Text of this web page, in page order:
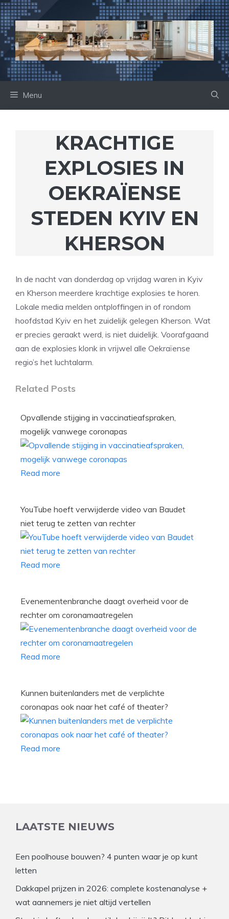
Ga
naar
de
inhoud
Menu
KRACHTIGE
EXPLOSIES IN
OEKRAÏENSE
STEDEN KYIV EN
KHERSON
In de nacht van donderdag op vrijdag waren in Kyiv
en Kherson meerdere krachtige explosies te horen.
Lokale media melden ontploffingen in of rondom
hoofdstad Kyiv en het zuidelijk gelegen Kherson. Wat
er precies geraakt werd, is niet duidelijk. Voorafgaand
aan de explosies klonk in vrijwel alle Oekraïense
regio’s het luchtalarm.
Related Posts
Opvallende stijging in vaccinatieafspraken,
mogelijk vanwege coronapas
Read more
YouTube hoeft verwijderde video van Baudet
niet terug te zetten van rechter
Read more
Evenementenbranche daagt overheid voor de
rechter om coronamaatregelen
Read more
Kunnen buitenlanders met de verplichte
coronapas ook naar het café of theater?
Read more
LAATSTE NIEUWS
Een poolhouse bouwen? 4 punten waar je op kunt
letten
Dakkapel prijzen in 2026: complete kostenanalyse +
wat aannemers je niet altijd vertellen